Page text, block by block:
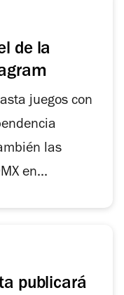
de la
juegos con
las
en...
publicará